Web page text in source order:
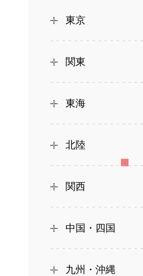
東京
関東
東海
北陸
関西
中国・四国
九州・沖縄